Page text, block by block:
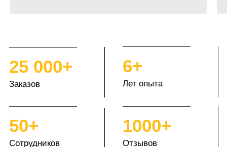
25 000+
Заказов
6+
Лет опыта
50+
Сотрудников
1000+
Отзывов